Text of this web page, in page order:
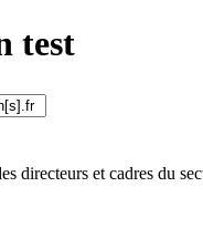
test
directeurs et cadres du